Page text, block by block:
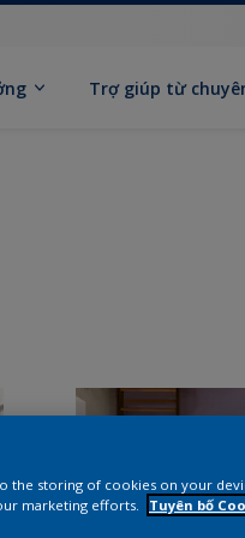
Trợ giúp từ
the storing of cookies on your
marketing efforts.
Tuyên bố